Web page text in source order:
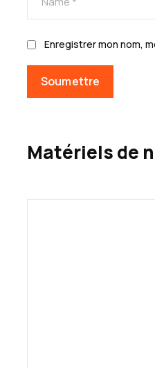
Enregistrer mon nom,
Matériels de